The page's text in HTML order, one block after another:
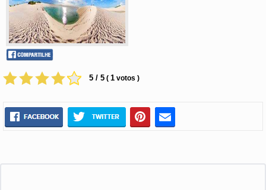
5 / 5 ( 1 votos )